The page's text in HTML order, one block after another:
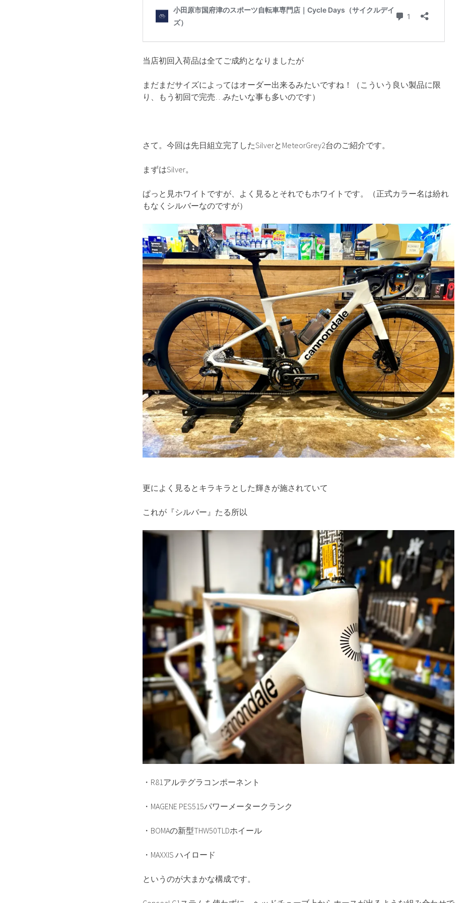
当店初回入荷品は全てご成約となりましたが
まだまだサイズによってはオーダー出来るみたいですね！（こういう良い製品に限
り、もう初回で完売…みたいな事も多いのです）
さて。今回は先日組立完了したSilverとMeteorGrey2台のご紹介です。
まずはSilver。
ぱっと見ホワイトですが、よく見るとそれでもホワイトです。（正式カラー名は紛れ
もなくシルバーなのですが）
更によく見るとキラキラとした輝きが施されていて
これが『シルバー』たる所以
・R81アルテグラコンポーネント
・MAGENE PES515パワーメータークランク
・BOMAの新型THW50TLDホイール
・MAXXIS ハイロード
というのが大まかな構成です。